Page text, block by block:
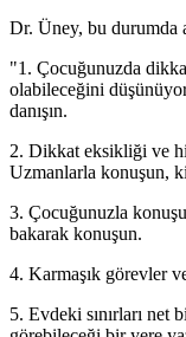
Dr. Üney, bu durumda
"1. Çocuğunuzda
olabileceğini
danışın.
2. Dikkat eksikliği ve
Uzmanlarla konuşun,
3. Çocuğunuzla
bakarak konuşun.
4. Karmaşık görevler
5. Evdeki sınırları net